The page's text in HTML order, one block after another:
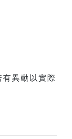
異動以實際